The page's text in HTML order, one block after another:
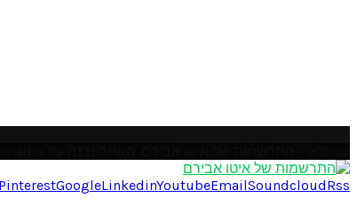
PinterestGoogleLinkedinYoutubeEmailSoundcloudRss